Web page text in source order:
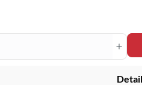
Wert ein oder